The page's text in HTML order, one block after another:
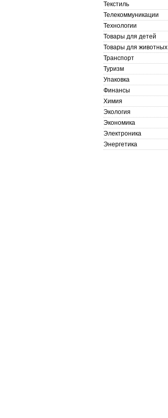
Текстиль
Телекоммуникации
Технологии
Товары для детей
Товары для животных
Транспорт
Туризм
Упаковка
Финансы
Химия
Экология
Экономика
Электроника
Энергетика